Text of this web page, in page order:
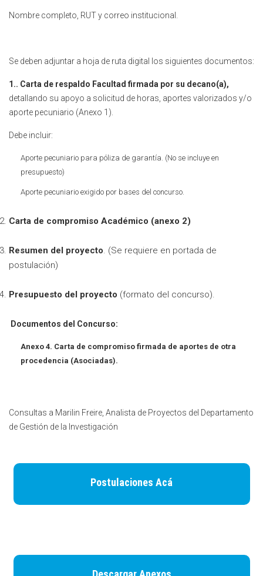
Nombre completo, RUT y correo institucional.
Se deben adjuntar a hoja de ruta digital los siguientes documentos:
1.. Carta de respaldo Facultad firmada por su decano(a),
detallando su apoyo a solicitud de horas, aportes valorizados y/o
aporte pecuniario (Anexo 1).
Debe incluir:
Aporte pecuniario para póliza de garantía. (No se incluye en
presupuesto)
Aporte pecuniario exigido por bases del concurso.
Carta de compromiso Académico (anexo 2)
Resumen del proyecto. (Se requiere en portada de
postulación)
Presupuesto del proyecto (formato del concurso).
Documentos del Concurso:
Anexo 4. Carta de compromiso firmada de aportes de otra
procedencia (Asociadas).
Consultas a Marilin Freire, Analista de Proyectos del Departamento
de Gestión de la Investigación
Postulaciones Acá